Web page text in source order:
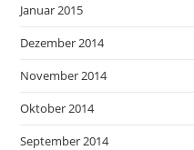
Januar 2015
Dezember 2014
November 2014
Oktober 2014
September 2014